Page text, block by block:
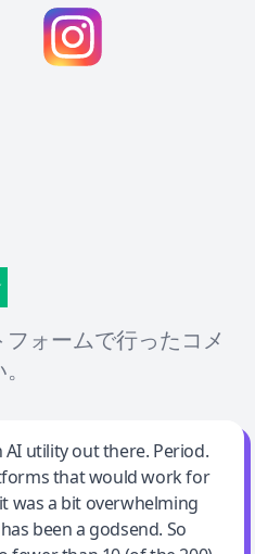
ォームで行ったコメ
utility
utility out there. Period.
that would work for
was a bit overwhelming
been a godsend. So